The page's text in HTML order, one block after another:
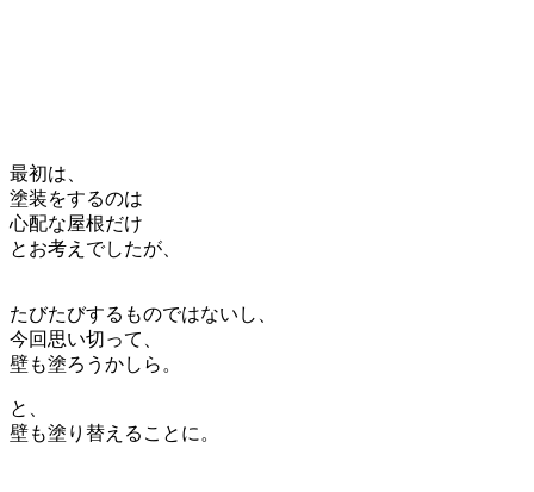
最初は、
塗装をするのは
心配な屋根だけ
とお考えでしたが、
たびたびするものではないし、
今回思い切って、
壁も塗ろうかしら。
と、
壁も塗り替えることに。